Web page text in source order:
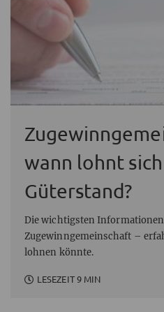
wann lohnt
Güterstand?
Die wichtigsten
Zugewinngemeinschaft –
lohnen könnte.
LESEZEIT 9 MIN